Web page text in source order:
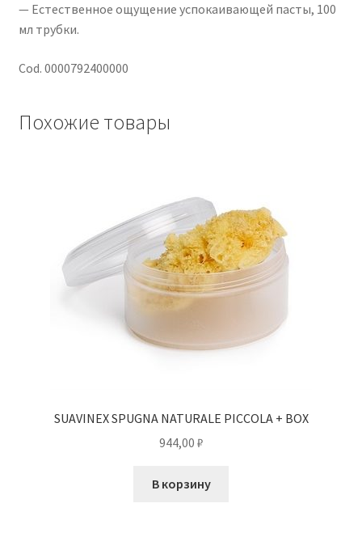
— Естественное ощущение успокаивающей пасты, 100
мл трубки.
Cod. 0000792400000
Похожие товары
SUAVINEX SPUGNA NATURALE PICCOLA + BOX
944,00 ₽
В корзину